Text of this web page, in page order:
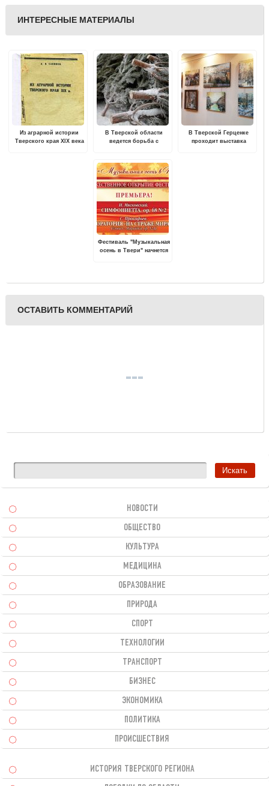
ИНТЕРЕСНЫЕ МАТЕРИАЛЫ
Из аграрной истории
Тверского края XIX века
В Тверской области
ведется борьба с
В Тверской Герценке
проходит выставка
Фестиваль "Музыкальная
осень в Твери" начнется
ОСТАВИТЬ КОММЕНТАРИЙ
НОВОСТИ
ОБЩЕСТВО
КУЛЬТУРА
МЕДИЦИНА
ОБРАЗОВАНИЕ
ПРИРОДА
СПОРТ
ТЕХНОЛОГИИ
ТРАНСПОРТ
БИЗНЕС
ЭКОНОМИКА
ПОЛИТИКА
ПРОИСШЕСТВИЯ
ИСТОРИЯ ТВЕРСКОГО РЕГИОНА